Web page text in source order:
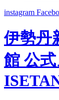
instagram
伊勢丹
館 公